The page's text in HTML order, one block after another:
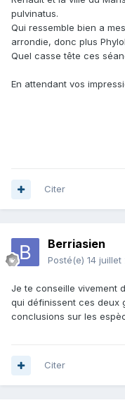
pulvinatus.
Qui ressemble bien a
arrondie, donc plus
Quel casse tête ces
En attendant vos
Citer
Berriasien
Posté(e) 14 juillet
Je te conseille vivement
qui définissent ces deux
conclusions sur les
Citer